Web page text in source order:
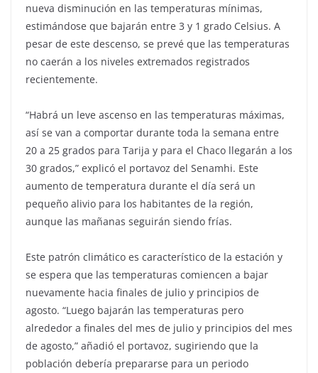
nueva disminución en las temperaturas mínimas,
estimándose que bajarán entre 3 y 1 grado Celsius. A
pesar de este descenso, se prevé que las temperaturas
no caerán a los niveles extremados registrados
recientemente.
“Habrá un leve ascenso en las temperaturas máximas,
así se van a comportar durante toda la semana entre
20 a 25 grados para Tarija y para el Chaco llegarán a los
30 grados,” explicó el portavoz del Senamhi. Este
aumento de temperatura durante el día será un
pequeño alivio para los habitantes de la región,
aunque las mañanas seguirán siendo frías.
Este patrón climático es característico de la estación y
se espera que las temperaturas comiencen a bajar
nuevamente hacia finales de julio y principios de
agosto. “Luego bajarán las temperaturas pero
alrededor a finales del mes de julio y principios del mes
de agosto,” añadió el portavoz, sugiriendo que la
población debería prepararse para un periodo